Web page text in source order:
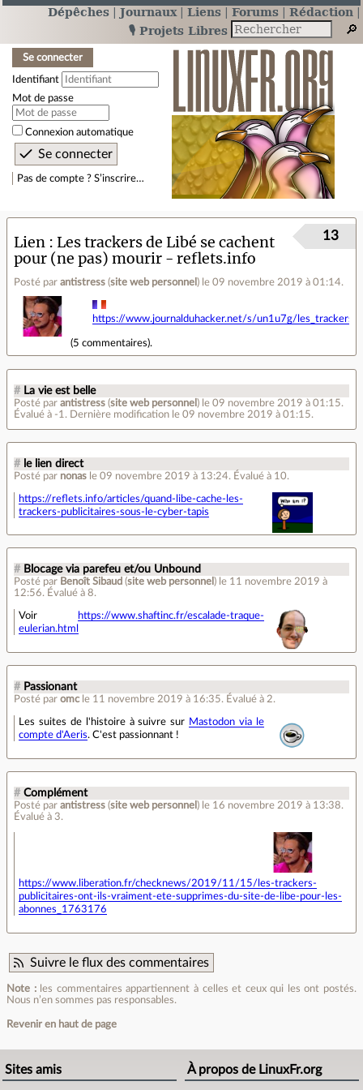
Dépêches Journaux Liens Forums
Rédaction
🎙️ Projets Libres
Se connecter
Identifiant
Mot de passe
Connexion automatique
Pas de compte ? S’inscrire…
Lien
Les trackers de Libé se cachent
pour (ne pas) mourir - reflets.info
Posté par antistress (site web personnel ) le 09 novembre 2019 à 01:14.
13
https://www.journalduhacker.net/s/un1u7g/
(5 commentaires).
# La vie est belle
Posté par antistress (site web personnel ) le 09 novembre 2019 à 01:15.
Évalué à -1 . Dernière modification le 09 novembre 2019 à 01:15.
# le lien direct
Posté par nonas le 09 novembre 2019 à 13:24. Évalué à 10.
https://reflets.info/articles/quand-libe-cache-les-
trackers-publicitaires-sous-le-cyber-tapis
# Blocage via parefeu et/ou Unbound
Posté par Benoît Sibaud (site web personnel ) le 11 novembre 2019 à
12:56. Évalué à 8.
Voir
https://www.shaftinc.fr/escalade-traque-
eulerian.html
# Passionant
Posté par omc le 11 novembre 2019 à 16:35. Évalué à 2.
Les suites de l'histoire à suivre sur Mastodon via le
compte d'Aeris. C'est passionnant !
# Complément
Posté par antistress (site web personnel ) le 16 novembre 2019 à 13:38.
Évalué à 3.
https://www.liberation.fr/checknews/2019/11/15/les-trackers-
publicitaires-ont-ils-vraiment-ete-supprimes-du-site-de-libe-pour-les-
abonnes_1763176
Suivre le flux des commentaires
Note :les commentaires appartiennent à celles et ceux qui les ont postés.
Nous n’en sommes pas responsables.
Revenir en haut de page
Sites amis À propos de LinuxFr.org